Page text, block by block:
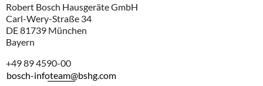
Robert Bosch Hausgeräte GmbH
Carl-Wery-Straße 34
DE 81739 München
Bayern
+49 89 4590-00
bosch-infoteam@bshg.com